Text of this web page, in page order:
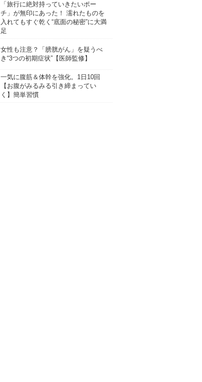
「旅行に絶対持っていきたいポー
チ」が無印にあった！ 濡れたものを
入れてもすぐ乾く“底面の秘密”に大満
足
女性も注意？「膀胱がん」を疑うべ
き“3つの初期症状”【医師監修】
一気に腹筋＆体幹を強化。1日10回
【お腹がみるみる引き締まってい
く】簡単習慣